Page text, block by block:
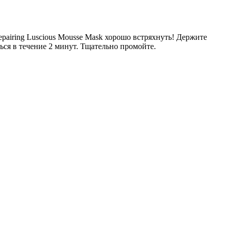
Luscious Mousse Mask хорошо встряхнуть! Держите
в течение 2 минут. Тщательно промойте.
фиксации